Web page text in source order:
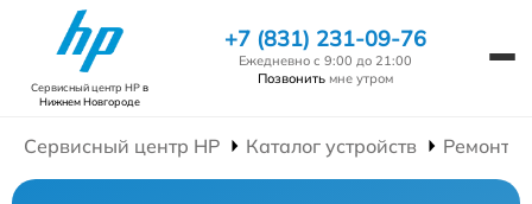
Сервисный центр HPв
Нижнем Новгороде
+7 (831) 231-09-76
Ежедневно с 9:00 до 21:00
Позвонить мне утром
Сервисный центр HP Каталог устройств Ремонт